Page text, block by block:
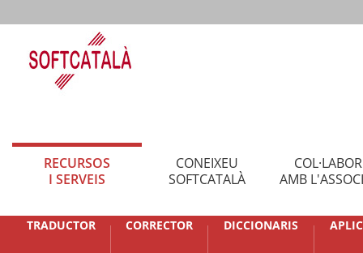
RECURSOS
I SERVEIS
CONEIXEU
SOFTCATALÀ
AMB
TRADUCTOR CORRECTOR DICCIONARIS